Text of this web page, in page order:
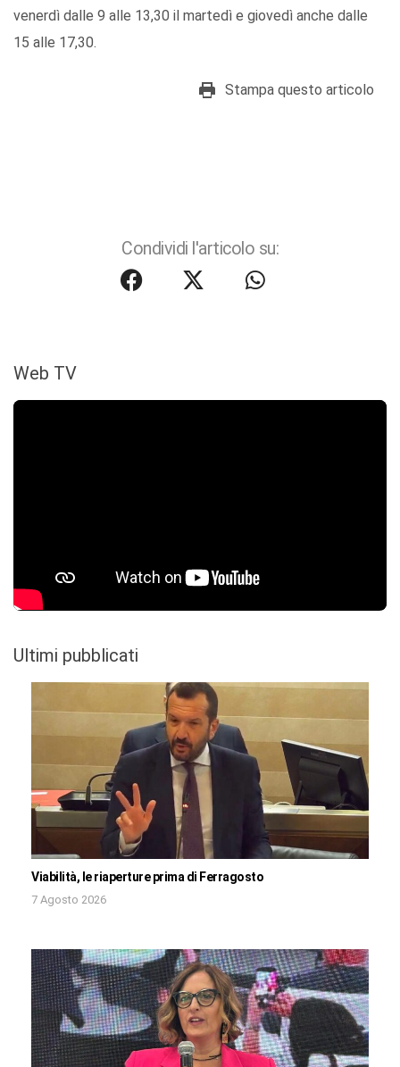
venerdì dalle 9 alle 13,30 il martedì e giovedì anche dalle
15 alle 17,30.
Stampa questo articolo
Condividi l'articolo su:
Web TV
Ultimi pubblicati
Viabilità, le riaperture prima di Ferragosto
7 Agosto 2026